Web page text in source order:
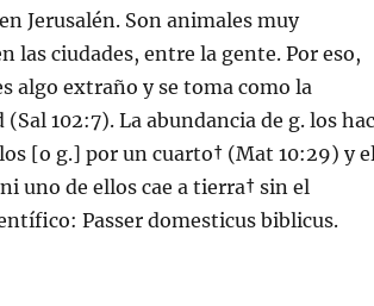
Jerusalén. Son animales muy
las ciudades, entre la gente. Por eso,
algo extraño y se toma como la
102:7). La abundancia de g. los
[o g.] por un cuarto† (Mat 10:29) y
uno de ellos cae a tierra† sin el
Passer domesticus biblicus.